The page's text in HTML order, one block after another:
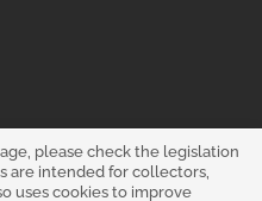
please check the legislation
are intended for collectors,
uses cookies to improve